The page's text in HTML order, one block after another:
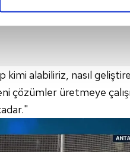
vermedikleri takdirde,
daha işlevsel
sınırlı olarak açık
panel vasıtasıyla
kimi alabiliriz, nasıl
çözümler üretmeye